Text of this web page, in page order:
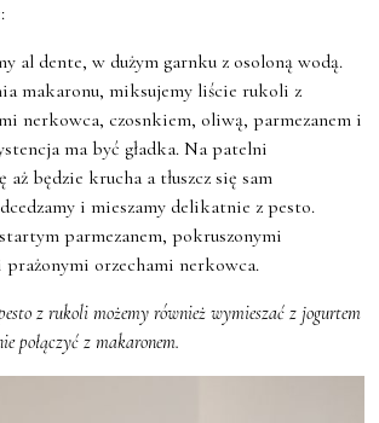
al dente, w dużym garnku z osoloną wodą.
makaronu, miksujemy liście rukoli z
nerkowca, czosnkiem, oliwą, parmezanem i
ma być gładka. Na patelni
aż będzie krucha a tłuszcz się sam
i mieszamy delikatnie z pesto.
parmezanem, pokruszonymi
orzechami nerkowca.
z rukoli możemy również wymieszać z jogurtem
połączyć z makaronem.